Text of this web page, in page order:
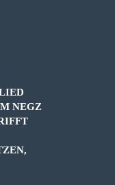
NEGZ